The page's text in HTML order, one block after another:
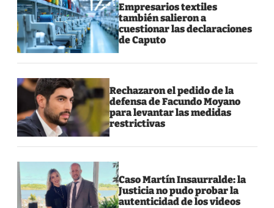
Empresarios textiles
también salieron a
cuestionar las declaraciones
de Caputo
Rechazaron el pedido de la
defensa de Facundo Moyano
para levantar las medidas
restrictivas
Caso Martín Insaurralde: la
Justicia no pudo probar la
autenticidad de los videos